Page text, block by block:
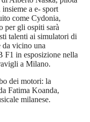
a e- sport
come Cydonia,
per gli ospiti sarà
talenti ai simulatori di
da vicino una
F1 in esposizione nella
a Milano.
dei motori: la
Fatima Koanda,
milanese.